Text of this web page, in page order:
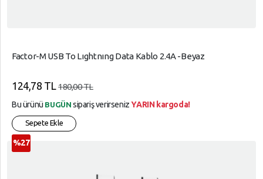
Factor-M USB To Lıghtnıng Data Kablo 2.4A -Beyaz
124,78 TL 180,00 TL
Bu ürünü BUGÜN sipariş verirsenizYARIN kargoda!
Sepete Ekle
%27